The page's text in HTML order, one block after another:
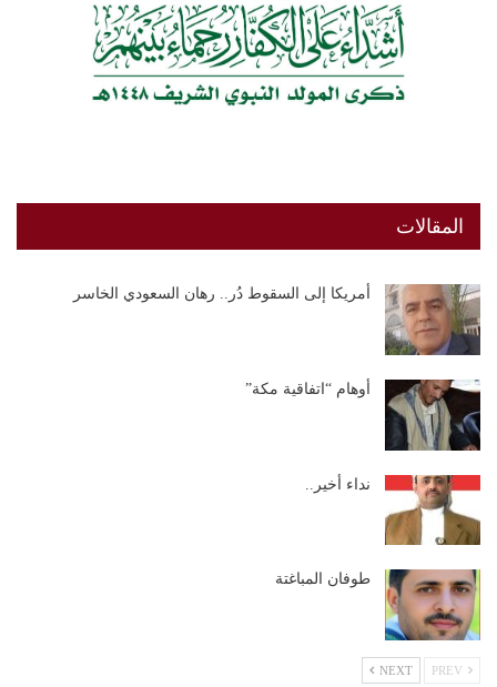
المقالات
أمريكا إلى السقوط دُر.. رهان السعودي الخاسر
أوهام “اتفاقية مكة”
نداء أخير..
طوفان المباغتة
NEXT